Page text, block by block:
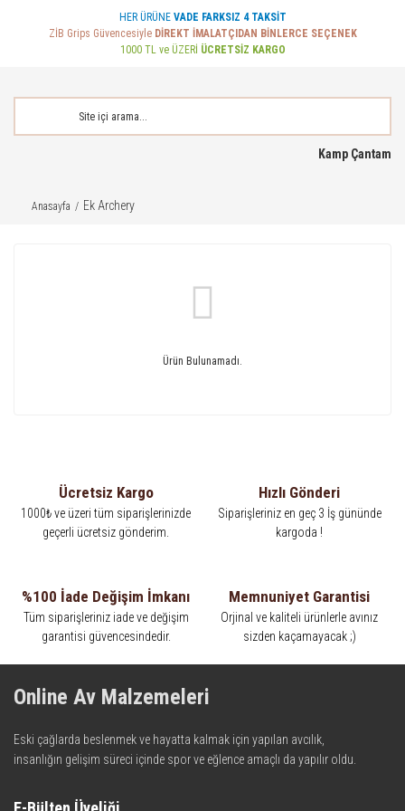
HER ÜRÜNE VADE FARKSIZ 4 TAKSİT
ZİB Grips Güvencesiyle DİREKT İMALATÇIDAN BİNLERCE SEÇENEK
1000 TL ve ÜZERİ ÜCRETSİZ KARGO
Kamp Çantam
Anasayfa Ek Archery
Ürün Bulunamadı.
Ücretsiz Kargo
1000₺ ve üzeri tüm siparişlerinizde
geçerli ücretsiz gönderim.
Hızlı Gönderi
Siparişleriniz en geç 3 İş gününde
kargoda !
%100 İade Değişim İmkanı
Tüm siparişleriniz iade ve değişim
garantisi güvencesindedir.
Memnuniyet Garantisi
Orjinal ve kaliteli ürünlerle avınız
sizden kaçamayacak ;)
Online Av Malzemeleri
Eski çağlarda beslenmek ve hayatta kalmak için yapılan avcılık,
insanlığın gelişim süreci içinde spor ve eğlence amaçlı da yapılır oldu.
teknolojinin dokunuşuyla av malzemelerinde en iyisini meydana